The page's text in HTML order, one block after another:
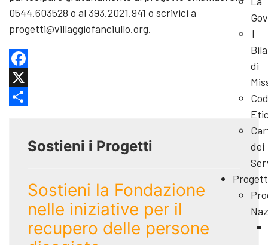
I
di
dei
0544.603528 o al 393.2021.941 o scrivici a
progetti@villaggiofanciullo.org.
Facebook
X
Sostieni i Progetti
Sostieni la Fondazione
nelle iniziative per il
recupero delle persone